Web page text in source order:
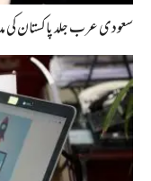
سعودی عرب جلد پاکستان